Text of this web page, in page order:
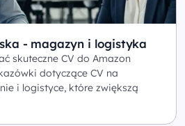
- magazyn i logistyka
skuteczne CV do Amazon
dotyczące CV na
i logistyce, które zwiększą